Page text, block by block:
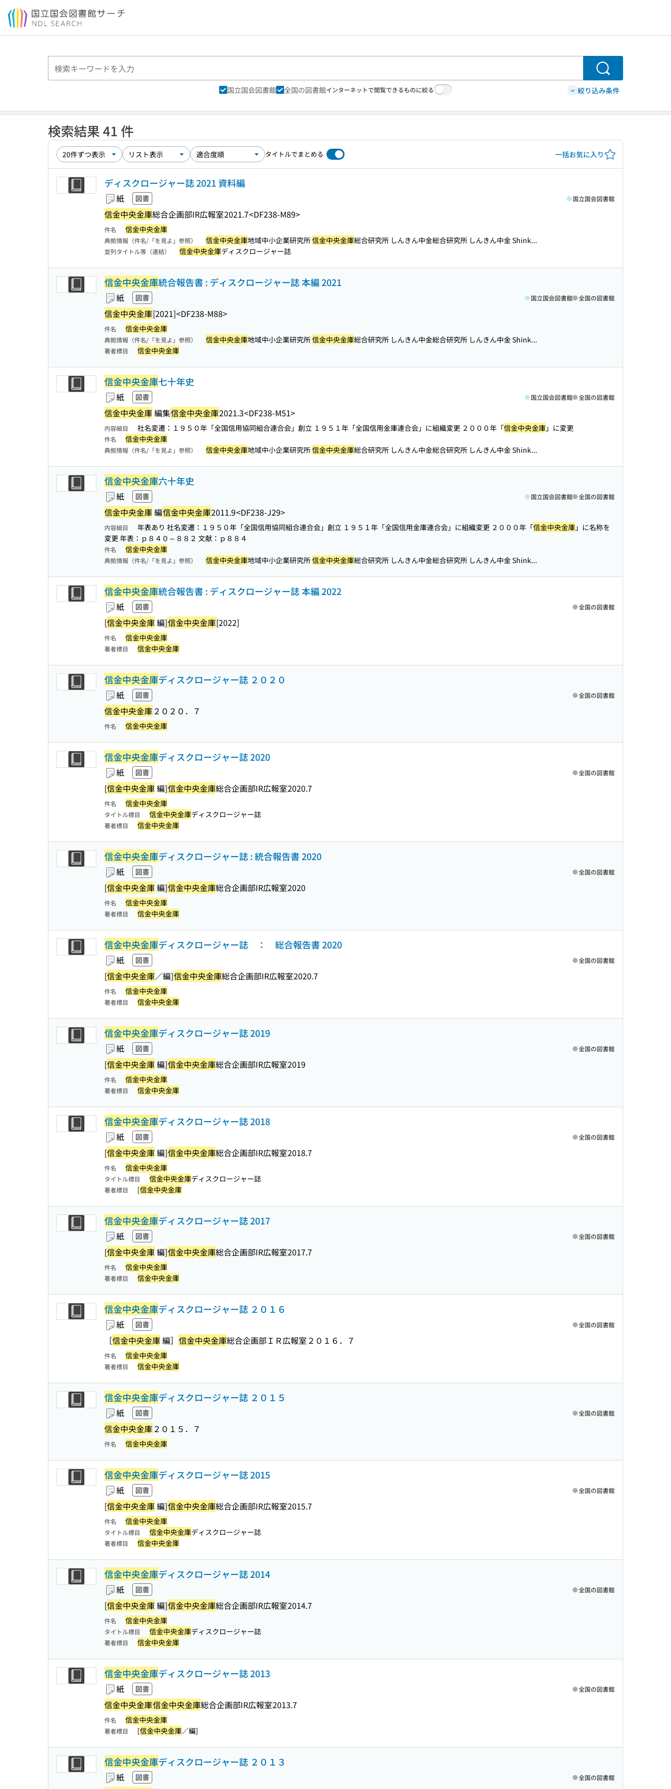
本文へ移動
検索
国立国会図書館 全国の図書館インターネットで閲覧できるものに絞る 絞り込み条件
検索結果 41 件
タイトルでまとめる 一括お気に入り
ディスクロージャー誌 2021 資料編
紙 図書
信金中央金庫総合企画部IR広報室2021.7<DF238-M89>
国立国会図書館
件名 信金中央金庫
典拠情報（件名/「を見よ」参照） 信金中央金庫地域中小企業研究所信金中央金庫総合研究所 しんきん中金総合研究所 しんきん中金 Shink...
並列タイトル等（連結） 信金中央金庫ディスクロージャー誌
信金中央金庫統合報告書 : ディスクロージャー誌 本編 2021
紙 図書
信金中央金庫[2021]<DF238-M88>
国立国会図書館 全国の図書館
件名 信金中央金庫
典拠情報（件名/「を見よ」参照） 信金中央金庫地域中小企業研究所信金中央金庫総合研究所 しんきん中金総合研究所 しんきん中金 Shink...
著者標目 信金中央金庫
信金中央金庫七十年史
紙 図書
信金中央金庫編集信金中央金庫2021.3<DF238-M51>
国立国会図書館 全国の図書館
内容細目 社名変遷：１９５０年「全国信用協同組合連合会」創立 １９５１年「全国信用金庫連合会」に組織変更 ２０００年「信金中央金庫」に変更
件名 信金中央金庫
典拠情報（件名/「を見よ」参照） 信金中央金庫地域中小企業研究所信金中央金庫総合研究所 しんきん中金総合研究所 しんきん中金 Shink...
信金中央金庫六十年史
紙 図書
信金中央金庫編信金中央金庫2011.9<DF238-J29>
国立国会図書館 全国の図書館
内容細目 年表あり 社名変遷：１９５０年「全国信用協同組合連合会」創立 １９５１年「全国信用金庫連合会」に組織変更 ２０００年「信金中央金庫」に名称を
変更 年表：ｐ８４０～８８２ 文献：ｐ８８４
件名 信金中央金庫
典拠情報（件名/「を見よ」参照） 信金中央金庫地域中小企業研究所信金中央金庫総合研究所 しんきん中金総合研究所 しんきん中金 Shink...
信金中央金庫統合報告書 : ディスクロージャー誌 本編 2022
紙 図書
[信金中央金庫編]信金中央金庫[2022]
全国の図書館
件名 信金中央金庫
著者標目 信金中央金庫
信金中央金庫ディスクロージャー誌 ２０２０
紙 図書
信金中央金庫 ２０２０．７
全国の図書館
件名 信金中央金庫
信金中央金庫ディスクロージャー誌 2020
紙 図書
[信金中央金庫編]信金中央金庫総合企画部IR広報室2020.7
全国の図書館
件名 信金中央金庫
タイトル標目 信金中央金庫ディスクロージャー誌
著者標目 信金中央金庫
信金中央金庫ディスクロージャー誌 : 統合報告書 2020
紙 図書
[信金中央金庫編]信金中央金庫総合企画部IR広報室2020
全国の図書館
件名 信金中央金庫
著者標目 信金中央金庫
信金中央金庫ディスクロージャー誌 ： 総合報告書 2020
紙 図書
[信金中央金庫／編]信金中央金庫総合企画部IR広報室2020.7
全国の図書館
件名 信金中央金庫
著者標目 信金中央金庫
信金中央金庫ディスクロージャー誌 2019
紙 図書
[信金中央金庫編]信金中央金庫総合企画部IR広報室2019
全国の図書館
件名 信金中央金庫
著者標目 信金中央金庫
信金中央金庫ディスクロージャー誌 2018
紙 図書
[信金中央金庫編]信金中央金庫総合企画部IR広報室2018.7
全国の図書館
件名 信金中央金庫
タイトル標目 信金中央金庫ディスクロージャー誌
著者標目 [信金中央金庫
信金中央金庫ディスクロージャー誌 2017
紙 図書
[信金中央金庫編]信金中央金庫総合企画部IR広報室2017.7
全国の図書館
件名 信金中央金庫
著者標目 信金中央金庫
信金中央金庫ディスクロージャー誌 ２０１６
紙 図書
［信金中央金庫編］ 信金中央金庫総合企画部ＩＲ広報室 ２０１６．７
全国の図書館
件名 信金中央金庫
著者標目 信金中央金庫
信金中央金庫ディスクロージャー誌 ２０１５
紙 図書
信金中央金庫 ２０１５．７
全国の図書館
件名 信金中央金庫
信金中央金庫ディスクロージャー誌 2015
紙 図書
[信金中央金庫編]信金中央金庫総合企画部IR広報室2015.7
全国の図書館
件名 信金中央金庫
タイトル標目 信金中央金庫ディスクロージャー誌
著者標目 信金中央金庫
信金中央金庫ディスクロージャー誌 2014
紙 図書
[信金中央金庫編]信金中央金庫総合企画部IR広報室2014.7
全国の図書館
件名 信金中央金庫
タイトル標目 信金中央金庫ディスクロージャー誌
著者標目 信金中央金庫
信金中央金庫ディスクロージャー誌 2013
紙 図書
信金中央金庫信金中央金庫総合企画部IR広報室2013.7
全国の図書館
件名 信金中央金庫
著者標目 [信金中央金庫／編]
信金中央金庫ディスクロージャー誌 ２０１３
紙 図書 全国の図書館